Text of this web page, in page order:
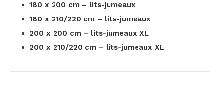
180 x 200 cm – lits-jumeaux
180 x 210/220 cm – lits-jumeaux
200 x 200 cm – lits-jumeaux XL
200 x 210/220 cm – lits-jumeaux XL